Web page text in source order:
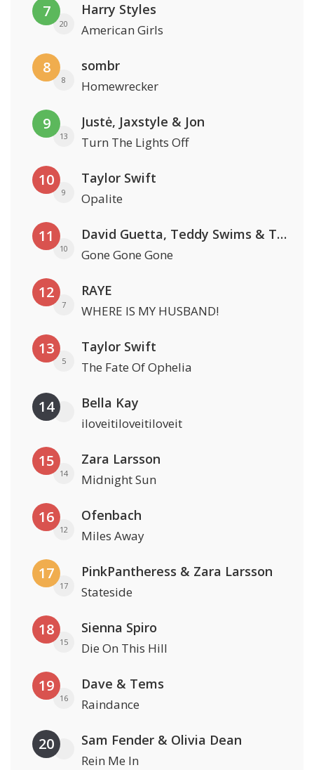
7
20
Harry Styles
American Girls
8
8
sombr
Homewrecker
9
13
Justė, Jaxstyle & Jon
Turn The Lights Off
10
9
Taylor Swift
Opalite
11
10
David Guetta, Teddy Swims & Tones And I
Gone Gone Gone
12
7
RAYE
WHERE IS MY HUSBAND!
13
5
Taylor Swift
The Fate Of Ophelia
14 Bella Kay
iloveitiloveitiloveit
15
14
Zara Larsson
Midnight Sun
16
12
Ofenbach
Miles Away
17
17
PinkPantheress & Zara Larsson
Stateside
18
15
Sienna Spiro
Die On This Hill
19
16
Dave & Tems
Raindance
20 Sam Fender & Olivia Dean
Rein Me In